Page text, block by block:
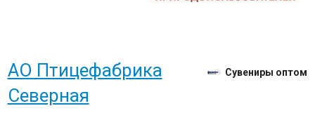
АО Птицефабрика
Северная
Сувениры оптом